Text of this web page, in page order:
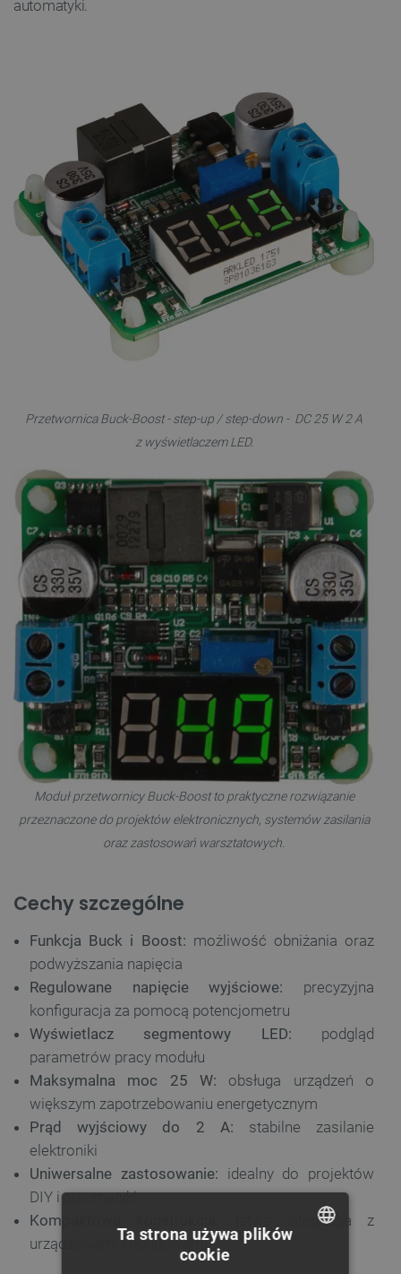
automatyki.
Przetwornica Buck-Boost - step-up / step-down - DC 25 W 2 A
z wyświetlaczem LED.
Moduł przetwornicy Buck-Boost to praktyczne rozwiązanie
przeznaczone do projektów elektronicznych, systemów zasilania
oraz zastosowań warsztatowych.
Cechy szczególne
Funkcja Buck i Boost: możliwość obniżania oraz
podwyższania napięcia
Regulowane napięcie wyjściowe: precyzyjna
konfiguracja za pomocą potencjometru
Wyświetlacz segmentowy LED: podgląd
parametrów pracy modułu
Maksymalna moc 25 W: obsługa urządzeń o
większym zapotrzebowaniu energetycznym
Prąd wyjściowy do 2 A: stabilne zasilanie
elektroniki
Uniwersalne zastosowanie: idealny do projektów
DIY i automatyki
Kompaktowa konstrukcja:
łatwa integracja z
urządzeniami i obudowami
Ta strona używa plików
cookie